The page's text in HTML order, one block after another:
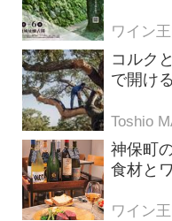
ワイン
コルク
で開け
Toshio
神保町
食材と
ワイン